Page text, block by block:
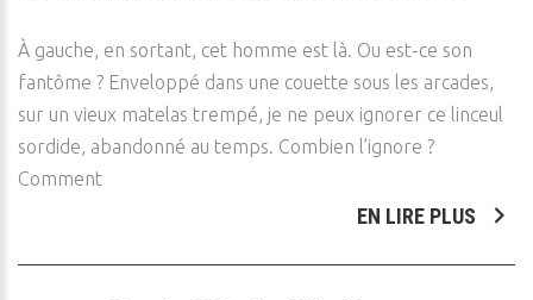
À gauche, en sortant, cet homme est là. Ou est-ce son
fantôme ? Enveloppé dans une couette sous les arcades,
sur un vieux matelas trempé, je ne peux ignorer ce linceul
sordide, abandonné au temps. Combien l’ignore ?
Comment
EN LIRE PLUS